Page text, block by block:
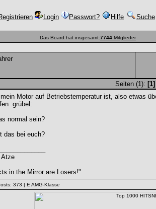
Login Passwort? Hilfe Suche
Das Board hat insgesamt:7744 Mitglieder
Seiten (1): [1]
Motor auf Betriebstemperatur ist, also etwas
:grübel:
normal sein?
das bei euch?
in the Mirror are Losers!"
373 | E AMG-Klasse